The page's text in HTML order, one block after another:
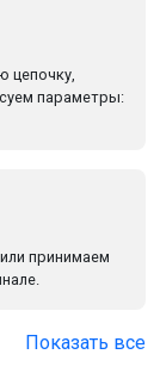
цепочку,
параметры:
принимаем
Показать все